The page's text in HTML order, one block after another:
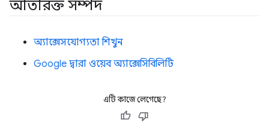
অতিরিক্ত সম্পদ
অ্যাক্সেসযোগ্যতা শিখুন
Google দ্বারা ওয়েব অ্যাক্সেসিবিলিটি
এটি কাজে লেগেছে?